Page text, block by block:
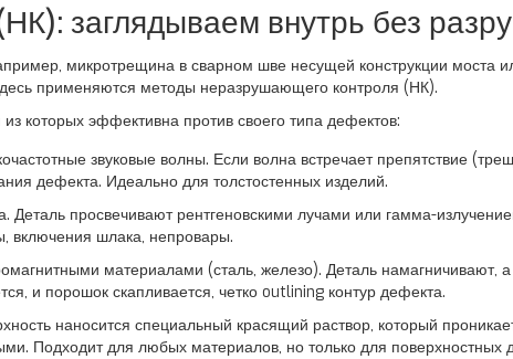
заглядываем внутрь без
микротрещина в сварном шве несущей конструкции моста
применяются методы неразрушающего контроля (НК).
которых эффективна против своего типа дефектов:
звуковые волны. Если волна встречает препятствие
дефекта. Идеально для толстостенных изделий.
Деталь просвечивают рентгеновскими лучами или гамма-
включения шлака, непровары.
материалами (сталь, железо). Деталь намагничивают,
и порошок скапливается, четко outlining контур дефекта.
наносится специальный красящий раствор, который
Подходит для любых материалов, но только для поверхностных